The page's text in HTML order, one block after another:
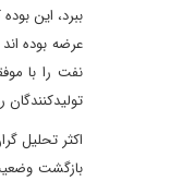
ببرد، این
عرضه بوده
نفت را با
اکثر تحلیل
بازگشت